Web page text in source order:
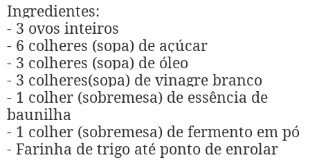
Ingredientes:
- 3 ovos inteiros
- 6 colheres (sopa) de açúcar
- 3 colheres (sopa) de óleo
- 3 colheres(sopa) de vinagre branco
- 1 colher (sobremesa) de essência de
baunilha
- 1 colher (sobremesa) de fermento em pó
- Farinha de trigo até ponto de enrolar